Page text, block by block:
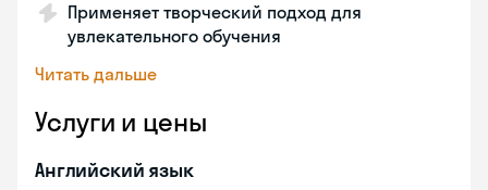
Применяет творческий подход для
увлекательного обучения
Читать дальше
Услуги и цены
Английский язык